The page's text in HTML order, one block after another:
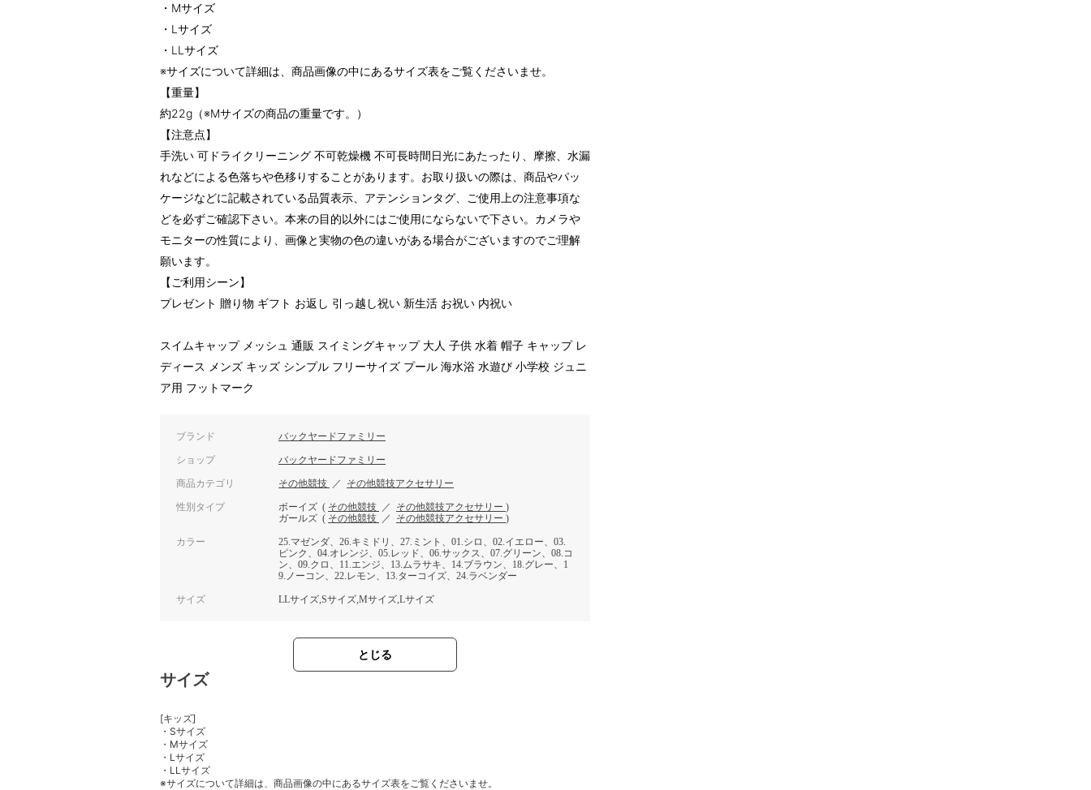
・Mサイズ
・Lサイズ
・LLサイズ
※サイズについて詳細は、商品画像の中にあるサイズ表をご覧くださいませ。
【重量】
約22g（※Mサイズの商品の重量です。）
【注意点】
手洗い 可ドライクリーニング 不可乾燥機 不可長時間日光にあたったり、摩擦、水漏
れなどによる色落ちや色移りすることがあります。お取り扱いの際は、商品やパッ
ケージなどに記載されている品質表示、アテンションタグ、ご使用上の注意事項な
どを必ずご確認下さい。本来の目的以外にはご使用にならないで下さい。カメラや
モニターの性質により、画像と実物の色の違いがある場合がございますのでご理解
願います。
【ご利用シーン】
プレゼント 贈り物 ギフト お返し 引っ越し祝い 新生活 お祝い 内祝い
スイムキャップ メッシュ 通販 スイミングキャップ 大人 子供 水着 帽子 キャップ レ
ディース メンズ キッズ シンプル フリーサイズ プール 海水浴 水遊び 小学校 ジュニ
ア用 フットマーク
ブランド バックヤードファミリー
ショップ バックヤードファミリー
商品カテゴリ その他競技 ／ その他競技アクセサリー
性別タイプ ボーイズ ( その他競技 ／ その他競技アクセサリー )
ガールズ ( その他競技 ／ その他競技アクセサリー )
カラー
25.マゼンダ、26.キミドリ、27.ミント、01.シロ、02.イエロー、03.
ピンク、04.オレンジ、05.レッド、06.サックス、07.グリーン、08.コ
ン、09.クロ、11.エンジ、13.ムラサキ、14.ブラウン、18.グレー、1
9.ノーコン、22.レモン、13.ターコイズ、24.ラベンダー
サイズ LLサイズ,Sサイズ,Mサイズ,Lサイズ
とじる
サイズ
[キッズ]
・Sサイズ
・Mサイズ
・Lサイズ
・LLサイズ
※サイズについて詳細は、商品画像の中にあるサイズ表をご覧くださいませ。